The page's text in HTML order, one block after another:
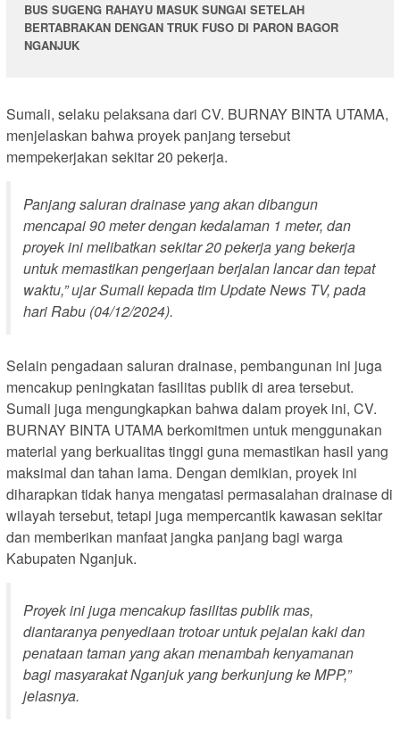
BUS SUGENG RAHAYU MASUK SUNGAI SETELAH
BERTABRAKAN DENGAN TRUK FUSO DI PARON BAGOR
NGANJUK
Sumali, selaku pelaksana dari CV. BURNAY BINTA UTAMA,
menjelaskan bahwa proyek panjang tersebut
mempekerjakan sekitar 20 pekerja.
Panjang saluran drainase yang akan dibangun
mencapai 90 meter dengan kedalaman 1 meter, dan
proyek ini melibatkan sekitar 20 pekerja yang bekerja
untuk memastikan pengerjaan berjalan lancar dan tepat
waktu,” ujar Sumali kepada tim Update News TV, pada
hari Rabu (04/12/2024).
Selain pengadaan saluran drainase, pembangunan ini juga
mencakup peningkatan fasilitas publik di area tersebut.
Sumali juga mengungkapkan bahwa dalam proyek ini, CV.
BURNAY BINTA UTAMA berkomitmen untuk menggunakan
material yang berkualitas tinggi guna memastikan hasil yang
maksimal dan tahan lama. Dengan demikian, proyek ini
diharapkan tidak hanya mengatasi permasalahan drainase di
wilayah tersebut, tetapi juga mempercantik kawasan sekitar
dan memberikan manfaat jangka panjang bagi warga
Kabupaten Nganjuk.
Proyek ini juga mencakup fasilitas publik mas,
diantaranya penyediaan trotoar untuk pejalan kaki dan
penataan taman yang akan menambah kenyamanan
bagi masyarakat Nganjuk yang berkunjung ke MPP,”
jelasnya.